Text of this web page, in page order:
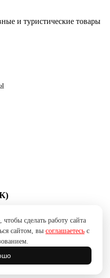
и туристические товары
Сообщить об ошибке
Согласие на обработку ПД
Сообщить об ошибке
сделать работу сайта
сайтом, вы соглашаетесь с